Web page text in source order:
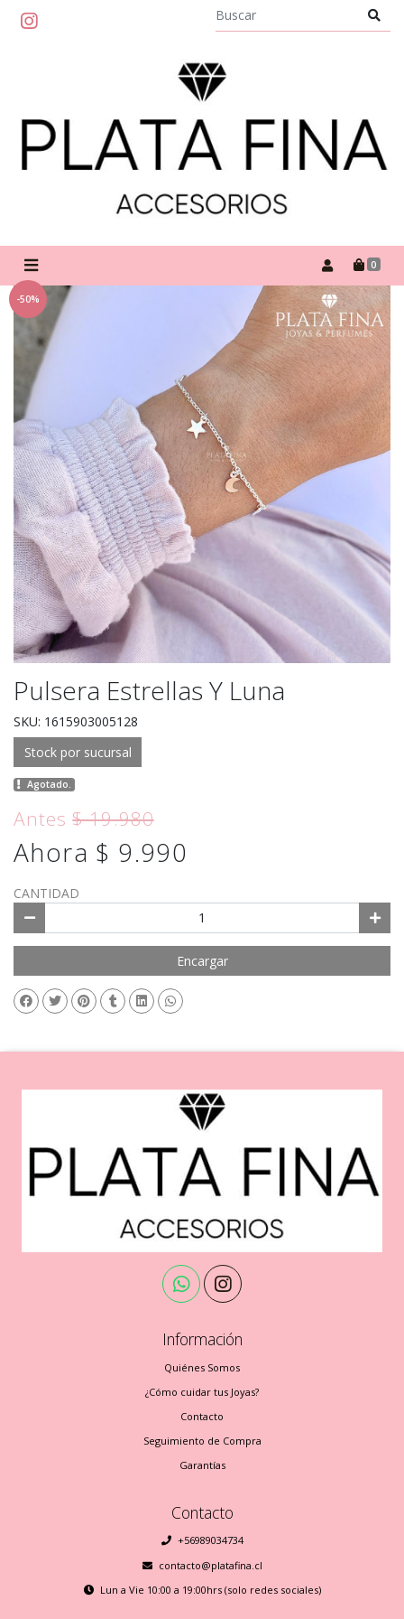
0
-50%
Pulsera Estrellas Y Luna
SKU: 1615903005128
Stock por sucursal
Agotado.
Antes$ 19.980
Ahora $ 9.990
CANTIDAD
Encargar
Información
Quiénes Somos
¿Cómo cuidar tus Joyas?
Contacto
Seguimiento de Compra
Garantías
Contacto
+56989034734
contacto@platafina.cl
Lun a Vie 10:00 a 19:00hrs (solo redes sociales)